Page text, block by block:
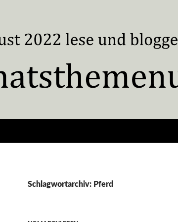
Schlagwortarchiv: Pferd